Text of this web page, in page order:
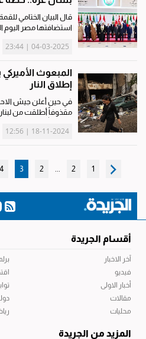
قال البيان الختامي
استضافتها مصر اليوم
باعتبارها خطة عربية
04-03-2025 | 23:44
المبعوث
إطلاق النار
مقذوفاً أطلقت من
اليوم، تجمعاً لقوات
18-11-2024 | 12:56
1
2
2
3
4
أقسام الجريدة
آخر الاخبار
فيديو
أخبار الاولى
مقالات
محليات
المزيد من الجريدة